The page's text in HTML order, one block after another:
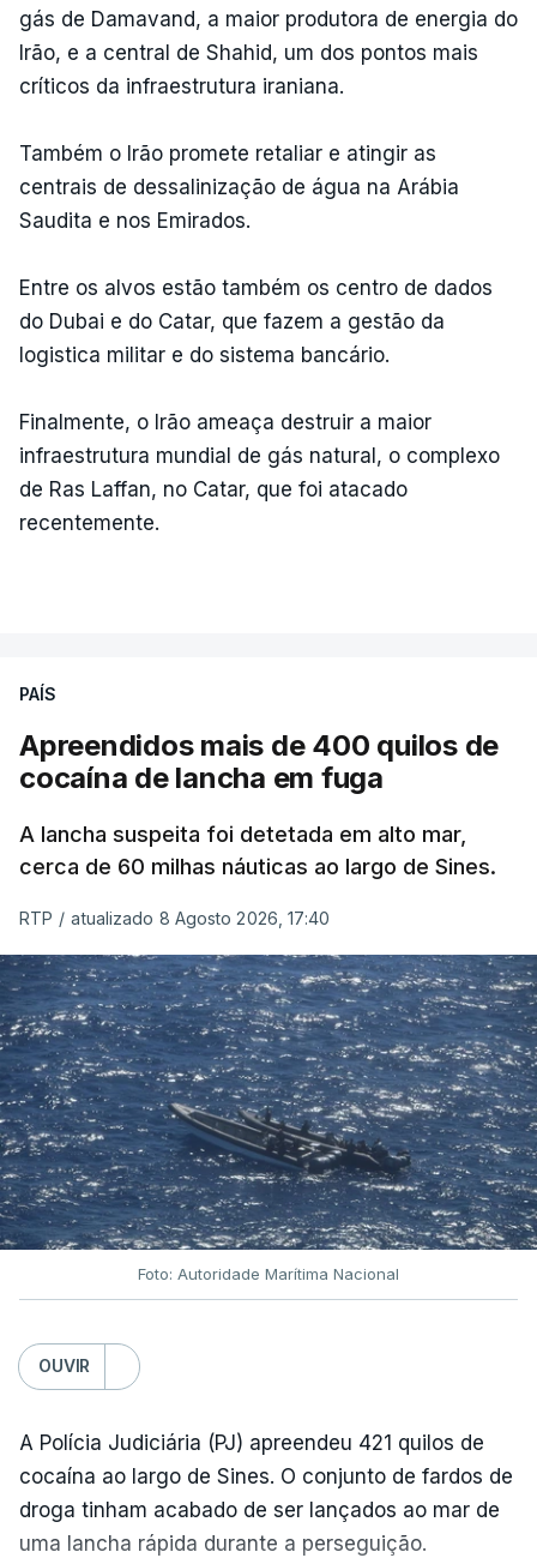
gás de Damavand, a maior produtora de energia do
Irão, e a central de Shahid, um dos pontos mais
críticos da infraestrutura iraniana.
Também o Irão promete retaliar e atingir as
centrais de dessalinização de água na Arábia
Saudita e nos Emirados.
Entre os alvos estão também os centro de dados
do Dubai e do Catar, que fazem a gestão da
logistica militar e do sistema bancário.
Finalmente, o Irão ameaça destruir a maior
infraestrutura mundial de gás natural, o complexo
de Ras Laffan, no Catar, que foi atacado
recentemente.
PAÍS
Apreendidos mais de 400 quilos de
cocaína de lancha em fuga
A lancha suspeita foi detetada em alto mar,
cerca de 60 milhas náuticas ao largo de Sines.
RTP / atualizado 8 Agosto 2026, 17:40
Foto: Autoridade Marítima Nacional
OUVIR
A Polícia Judiciária (PJ) apreendeu 421 quilos de
cocaína ao largo de Sines. O conjunto de fardos de
droga tinham acabado de ser lançados ao mar de
uma lancha rápida durante a perseguição.